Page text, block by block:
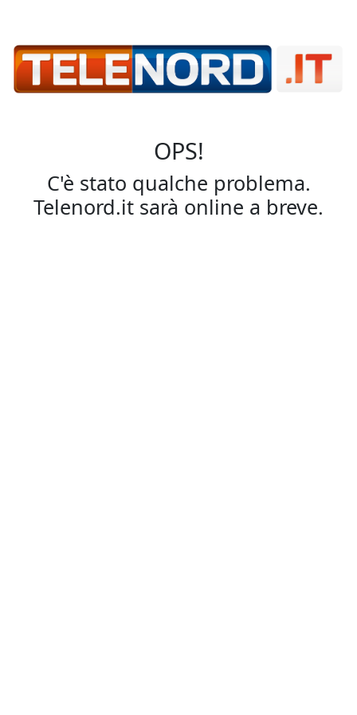
OPS!
C'è stato qualche problema.
Telenord.it sarà online a breve.